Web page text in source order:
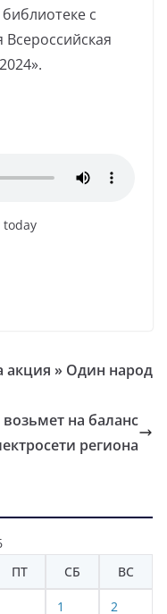
с
today
акция » Один народ
на баланс
региона
ПТ СБ ВС
1 2